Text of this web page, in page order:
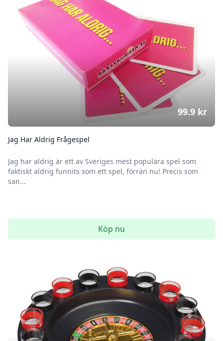
Jag Har Aldrig Frågespel
Jag har aldrig är ett av Sveriges mest populära spel som
faktiskt aldrig funnits som ett spel, förrän nu! Precis som
san...
99.9 kr
Köp nu